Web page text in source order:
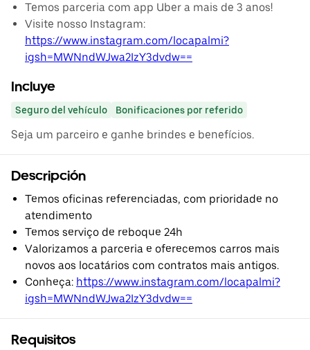
Temos parceria com app Uber a mais de 3 anos!
Visite nosso Instagram:
https://www.instagram.com/locapalmi?
igsh=MWNndWJwa2IzY3dvdw==
Incluye
Seguro del vehículo Bonificaciones por referido
Seja um parceiro e ganhe brindes e benefícios.
Descripción
Temos oficinas referenciadas, com prioridade no
atendimento
Temos serviço de reboque 24h
Valorizamos a parceria e oferecemos carros mais
novos aos locatários com contratos mais antigos.
Conheça: https://www.instagram.com/locapalmi?
igsh=MWNndWJwa2IzY3dvdw==
Requisitos